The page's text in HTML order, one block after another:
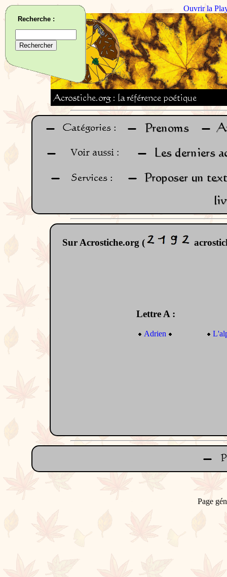
Ouvrir la
Sur Acrostiche.org (
Lettre A :
Adrien
Recherche :
Page